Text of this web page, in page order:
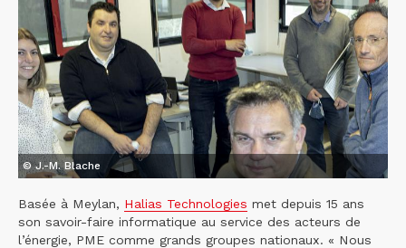
© J.-M. Blache
Basée à Meylan, Halias Technologies met depuis 15 ans
son savoir-faire informatique au service des acteurs de
l’énergie, PME comme grands groupes nationaux. « Nous